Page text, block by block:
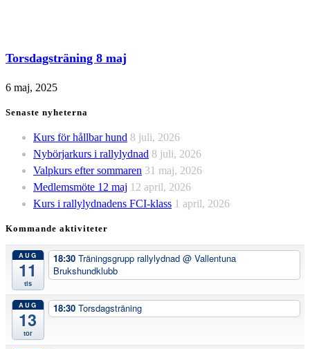
Torsdagsträning 8 maj
6 maj, 2025
Senaste nyheterna
Kurs för hållbar hund 8 juli, 2026
Nybörjarkurs i rallylydnad 8 juli, 2026
Valpkurs efter sommaren 31 maj, 2026
Medlemsmöte 12 maj 12 april, 2026
Kurs i rallylydnadens FCI-klass 1 april, 2026
Kommande aktiviteter
AUG
11
tis
18:30 Träningsgrupp rallylydnad @ Vallentuna
Brukshundklubb
AUG
13
tor
18:30 Torsdagsträning